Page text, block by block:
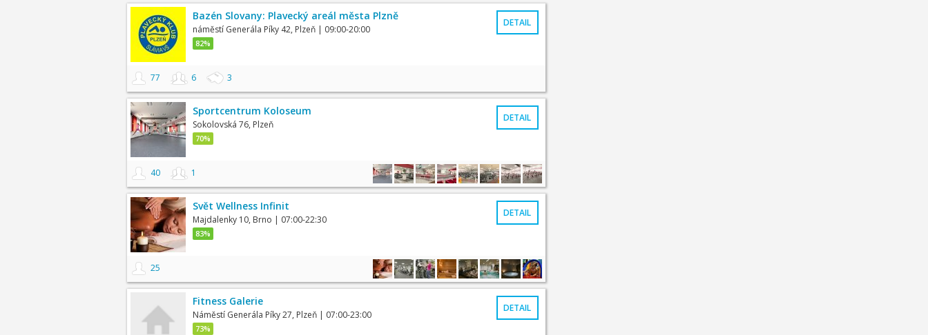
Bazén Slovany: Plavecký areál města Plzně
náměstí Generála Píky 42, Plzeň | 09:00-20:00
82%
DETAIL
77 6 3
Sportcentrum Koloseum
Sokolovská 76, Plzeň
70%
DETAIL
40 1
Svět Wellness Infinit
Majdalenky 10, Brno | 07:00-22:30
83%
DETAIL
25
Fitness Galerie
Náměstí Generála Píky 27, Plzeň | 07:00-23:00
73%
DETAIL